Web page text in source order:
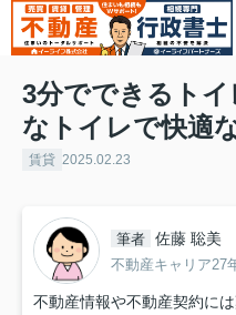
3分でできるト
なトイレで快適
賃貸 2025.02.23
筆者 佐藤 聡美
不動産キャリア27
不動産情報や不動産契約に